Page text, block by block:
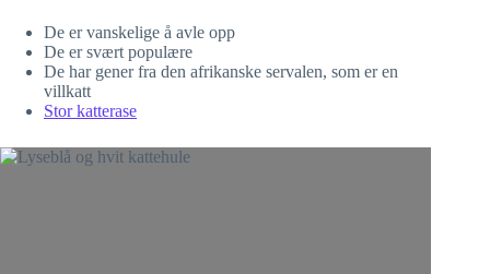
De er vanskelige å avle opp
De er svært populære
De har gener fra den afrikanske servalen, som er en
villkatt
Stor katterase